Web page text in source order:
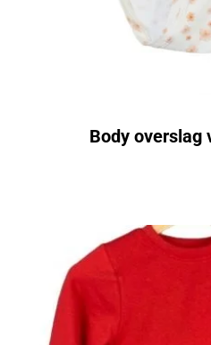
Body overslag